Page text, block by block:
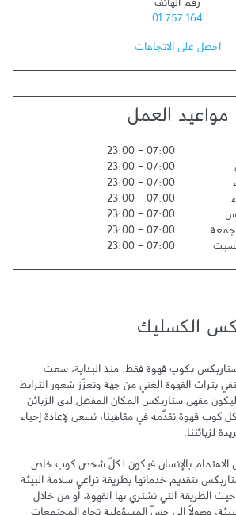
رقم الهاتف
01 757 164
احصل على الاتجاهات
مواعيد العمل
07:00
-
23:00
07:00
-
23:00
07:00
-
23:00
07:00
-
23:00
07:00
-
23:00
07:00
-
23:00
07:00
-
23:00
الكسليك